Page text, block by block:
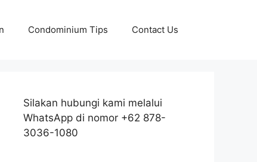
Condominium Tips Contact Us
Silakan hubungi kami melalui
WhatsApp di nomor +62 878-
3036-1080